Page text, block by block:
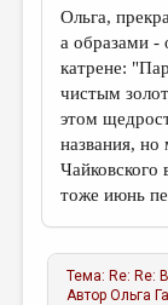
Ольга,
а образами -
катрене:
чистым
этом
названия,
Чайковского
тоже июнь
Тема: Re: Re:
АвторОльга